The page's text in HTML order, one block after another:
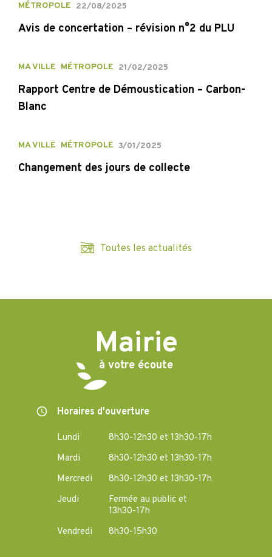
MÉTROPOLE 22/08/2025
Avis de concertation – révision n°2 du PLU
MA VILLE MÉTROPOLE 21/02/2025
Rapport Centre de Démoustication – Carbon-
Blanc
MA VILLE MÉTROPOLE 3/01/2025
Changement des jours de collecte
Toutes les actualités
Mairie
à votre écoute
Horaires d'ouverture
Lundi
8h30-12h30 et 13h30-17h
Mardi
8h30-12h30 et 13h30-17h
Mercredi
8h30-12h30 et 13h30-17h
Jeudi
Fermée au public et
13h30-17h
Vendredi
8h30-15h30